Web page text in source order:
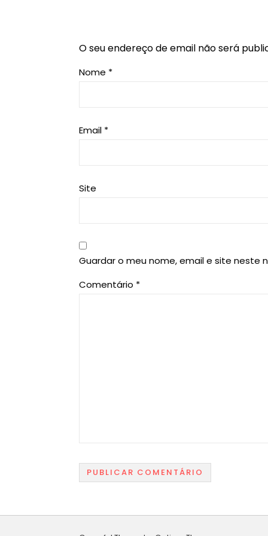
O seu endereço de email não será
Nome *
Email *
Site
Guardar o meu nome, email e site neste
Comentário *